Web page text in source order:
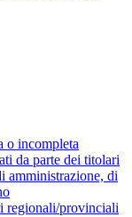
o incompleta
da parte dei titolari
amministrazione, di
regionali/provinciali